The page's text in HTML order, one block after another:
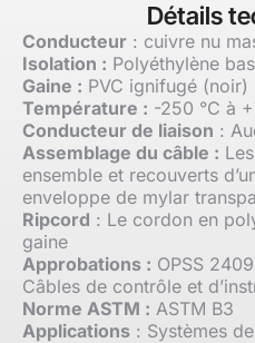
Détails
Conducteur : cuivre nu
Isolation : Polyéthylène
Gaine : PVC ignifugé (noir)
Température : -250 °C à
Conducteur de liaison :
Assemblage du câble :
ensemble et recouverts
enveloppe de mylar
Ripcord : Le cordon en
gaine
Approbations : OPSS
Câbles de contrôle et
Norme ASTM : ASTM B3
Applications : Systèmes